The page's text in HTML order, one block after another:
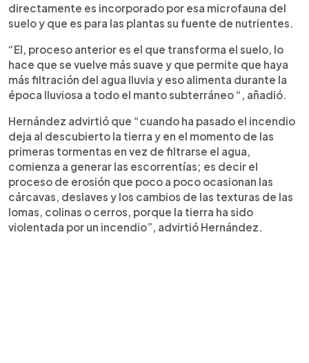
directamente es incorporado por esa microfauna del
suelo y que es para las plantas su fuente de nutrientes.
“El, proceso anterior es el que transforma el suelo, lo
hace que se vuelve más suave y que permite que haya
más filtración del agua lluvia y eso alimenta durante la
época lluviosa a todo el manto subterráneo “, añadió.
Hernández advirtió que “cuando ha pasado el incendio
deja al descubierto la tierra y en el momento de las
primeras tormentas en vez de filtrarse el agua,
comienza a generar las escorrentías; es decir el
proceso de erosión que poco a poco ocasionan las
cárcavas, deslaves y los cambios de las texturas de las
lomas, colinas o cerros, porque la tierra ha sido
violentada por un incendio”, advirtió Hernández.